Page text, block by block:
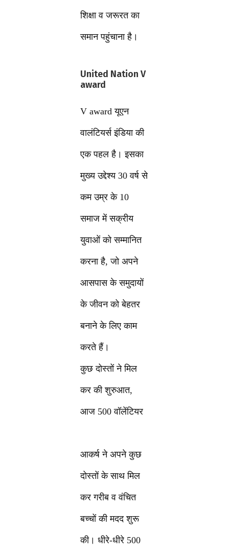
शिक्षा व जरूरत का
समान पहुंचाना है।
United Nation V
award
V award यूएन
वालंटियर्स इंडिया की
एक पहल है। इसका
मुख्य उद्देश्य 30 वर्ष से
कम उम्र के 10
समाज में सक्रीय
युवाओं को सम्मानित
करना है, जो अपने
आसपास के समुदायों
के जीवन को बेहतर
बनाने के लिए काम
करते हैं।
कुछ दोस्तों ने मिल
कर की शुरुआत,
आज 500 वॉलेंटियर
आकर्ष ने अपने कुछ
दोस्तों के साथ मिल
कर गरीब व वंचित
बच्चों की मदद शुरू
की। धीरे-धीरे 500